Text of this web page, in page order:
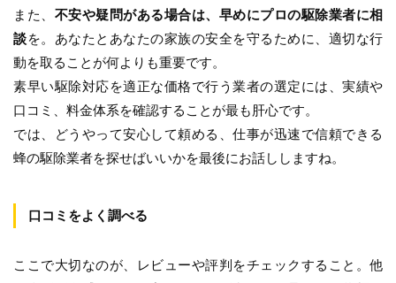
また、 不安や疑問がある場合は、早めにプロの駆除業者に相
談を。あなたとあなたの家族の安全を守るために、適切な行
動を取ることが何よりも重要です。
素早い駆除対応を適正な価格で行う業者の選定には、実績や
口コミ、料金体系を確認することが最も肝心です。
では、どうやって安心して頼める、仕事が迅速で信頼できる
蜂の駆除業者を探せばいいかを最後にお話ししますね。
口コミをよく調べる
ここで大切なのが、レビューや評判をチェックすること。他